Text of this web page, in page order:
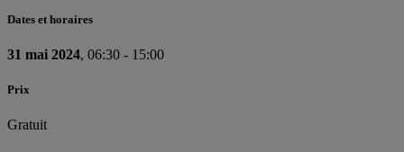
Dates et horaires
31 mai 2024, 06:30 - 15:00
Prix
Gratuit